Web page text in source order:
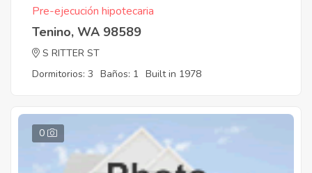
Pre-ejecución hipotecaria
Tenino, WA 98589
S RITTER ST
Dormitorios: 3 Baños: 1 Built in 1978
0